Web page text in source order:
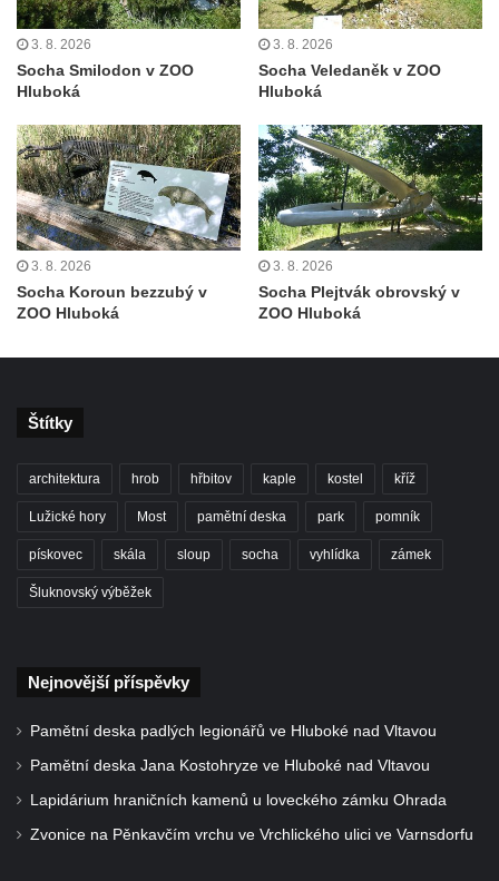
Srbské Kamenici
Podstavec v zámecké zahradě v Duchcově
Sousoší dětí u obecního úřadu v Janově
Socha Andromedé u pavilonu Reinerovy
fresky v Duchcově
Socha Amfitrité u pavilonu Reinerovy fresky
v Duchcově
Socha Flóry u pavilonu Reinerovy fresky v
Socha Afrodité u pavilonu Reinerovy fresky
parku v Duchcově
Socha Herkula se saní na nádvoří zámku v
Duchcově
Socha Herkula se lvem na nádvoří zámku v
3. 8. 2026
Socha Smilodon v ZOO
Hluboká
3. 8. 2026
Socha Veledaněk v ZOO
Hluboká
3. 8. 2026
Socha Koroun bezzubý v
ZOO Hluboká
3. 8. 2026
Socha Plejtvák obrovský v
ZOO Hluboká
Štítky
architektura hrob hřbitov kaple kostel kříž
Lužické hory Most pamětní deska park pomník
pískovec skála sloup socha vyhlídka zámek
Šluknovský výběžek
Nejnovější příspěvky
Pamětní deska padlých legionářů ve Hluboké nad Vltavou
Pamětní deska Jana Kostohryze ve Hluboké nad Vltavou
Lapidárium hraničních kamenů u loveckého zámku Ohrada
Zvonice na Pěnkavčím vrchu ve Vrchlického ulici ve Varnsdorfu